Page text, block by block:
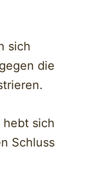
sich
die
hebt sich
Schluss